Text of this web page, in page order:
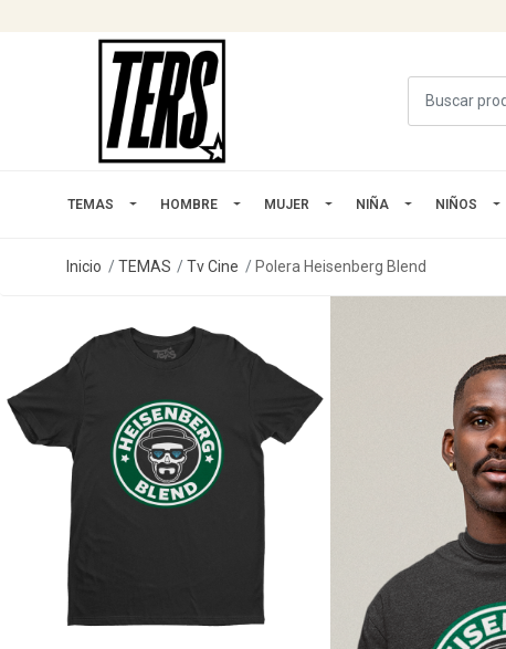
TEMAS HOMBRE MUJER NIÑA NIÑOS
Inicio TEMAS Tv Cine Polera Heisenberg Blend